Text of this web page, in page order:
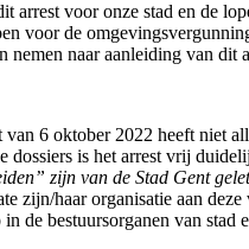
arrest voor onze stad en de
voor de
nemen naar aanleiding van dit
6 oktober 2022 heeft niet
dossiers is het arrest vrij
zijn van de Stad Gent
zijn/haar organisatie aan
de bestuursorganen van